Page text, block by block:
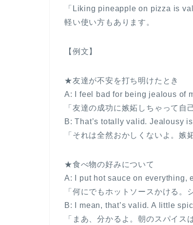
「Liking pineapple on pizza is
軽い使い方もあります。
【例文】
★友達が不安を打ち明けたとき
A: I feel bad for being jealous of
「友達の成功に嫉妬しちゃって自
B: That’s totally valid. Jealousy
「それは全然おかしくないよ。嫉
★食べ物の好みについて
A: I put hot sauce on everything,
「何にでもホットソースかける。
B: I mean, that’s valid. A little
「まあ、分かるよ。朝のスパイス